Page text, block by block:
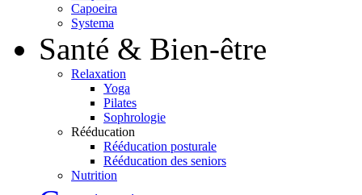
Capoeira
Systema
Santé & Bien-être
Relaxation
Yoga
Pilates
Sophrologie
Rééducation
Rééducation posturale
Rééducation des seniors
Nutrition